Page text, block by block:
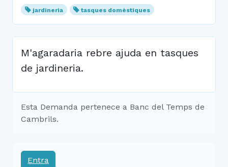
jardineria tasques domèstiques
M'agaradaria rebre ajuda en tasques
de jardineria.
Esta Demanda pertenece a Banc del Temps de
Cambrils.
Entra